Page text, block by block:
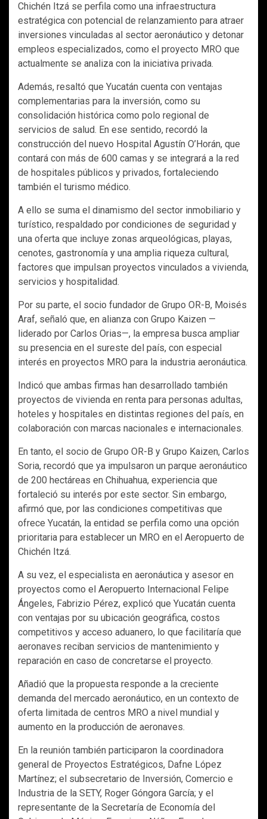
Chichén Itzá se perfila como una infraestructura
estratégica con potencial de relanzamiento para atraer
inversiones vinculadas al sector aeronáutico y detonar
empleos especializados, como el proyecto MRO que
actualmente se analiza con la iniciativa privada.
Además, resaltó que Yucatán cuenta con ventajas
complementarias para la inversión, como su
consolidación histórica como polo regional de
servicios de salud. En ese sentido, recordó la
construcción del nuevo Hospital Agustín O’Horán, que
contará con más de 600 camas y se integrará a la red
de hospitales públicos y privados, fortaleciendo
también el turismo médico.
A ello se suma el dinamismo del sector inmobiliario y
turístico, respaldado por condiciones de seguridad y
una oferta que incluye zonas arqueológicas, playas,
cenotes, gastronomía y una amplia riqueza cultural,
factores que impulsan proyectos vinculados a vivienda,
servicios y hospitalidad.
Por su parte, el socio fundador de Grupo OR-B, Moisés
Araf, señaló que, en alianza con Grupo Kaizen —
liderado por Carlos Orias—, la empresa busca ampliar
su presencia en el sureste del país, con especial
interés en proyectos MRO para la industria aeronáutica.
Indicó que ambas firmas han desarrollado también
proyectos de vivienda en renta para personas adultas,
hoteles y hospitales en distintas regiones del país, en
colaboración con marcas nacionales e internacionales.
En tanto, el socio de Grupo OR-B y Grupo Kaizen, Carlos
Soria, recordó que ya impulsaron un parque aeronáutico
de 200 hectáreas en Chihuahua, experiencia que
fortaleció su interés por este sector. Sin embargo,
afirmó que, por las condiciones competitivas que
ofrece Yucatán, la entidad se perfila como una opción
prioritaria para establecer un MRO en el Aeropuerto de
Chichén Itzá.
A su vez, el especialista en aeronáutica y asesor en
proyectos como el Aeropuerto Internacional Felipe
Ángeles, Fabrizio Pérez, explicó que Yucatán cuenta
con ventajas por su ubicación geográfica, costos
competitivos y acceso aduanero, lo que facilitaría que
aeronaves reciban servicios de mantenimiento y
reparación en caso de concretarse el proyecto.
Añadió que la propuesta responde a la creciente
demanda del mercado aeronáutico, en un contexto de
oferta limitada de centros MRO a nivel mundial y
aumento en la producción de aeronaves.
En la reunión también participaron la coordinadora
general de Proyectos Estratégicos, Dafne López
Martínez; el subsecretario de Inversión, Comercio e
Industria de la SETY, Roger Góngora García; y el
representante de la Secretaría de Economía del